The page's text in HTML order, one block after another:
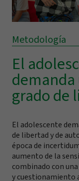
Metodología
El
grado de
El adolescente
de libertad y de
época de
aumento de la
combinado con
y cuestionamiento